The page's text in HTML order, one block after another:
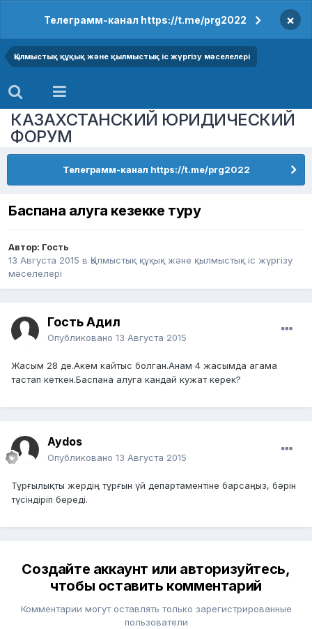
Телеграмм-канал https://t.me/prg2022 ×
Қылмыстық құқық және қылмыстық іс жүргізу мәселелері
КАЗАХСТАНСКИЙ ЮРИДИЧЕСКИЙ
ФОРУМ
Телеграмм-канал https://t.me/prg2022
Баспана алуга кезекке туру
Автор: Гость
13 Августа 2015 в Қылмыстық құқық және қылмыстық іс жүргізу
мәселелері
Гость Адил
Опубликовано 13 Августа 2015
Жасым 28 де.Акем кайтыс болган.Анам 4 жасымда агама
тастап кеткен.Баспана алуга кандай кужат керек?
Aydos
Опубликовано 13 Августа 2015
Тұрғылықты жердің тұрғын үй департаментіне барсаңыз, бәрін
түсіндіріп береді.
Создайте аккаунт или авторизуйтесь,
чтобы оставить комментарий
Комментарии могут оставлять только зарегистрированные
пользователи